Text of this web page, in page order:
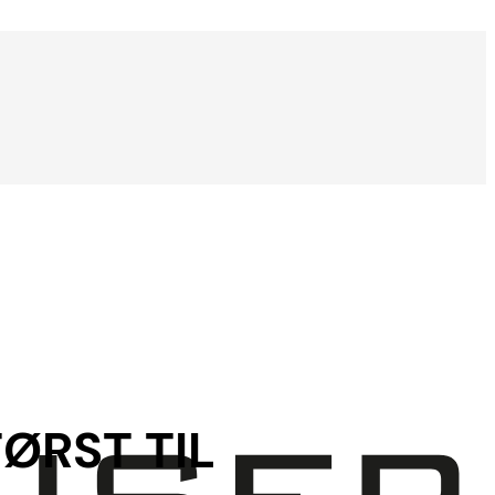
TIL